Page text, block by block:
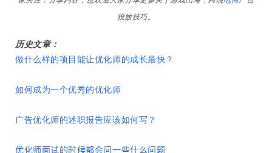
精
选
投放技巧。
历史文章：
做什么样的项目能让优化师的成长最快？
如何成为一个优秀的优化师
广告优化师的述职报告应该如何写？
优化师面试的时候都会问一些什么问题